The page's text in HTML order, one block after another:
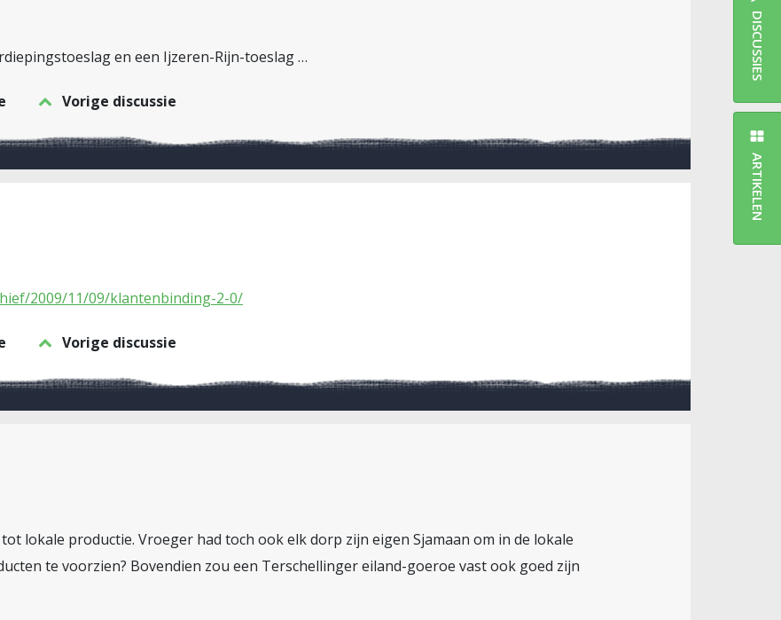
en een Ijzeren-Rijn-toeslag …
Vorige discussie
2009/11/09/klantenbinding-2-0/
Vorige discussie
lokale productie. Vroeger had toch ook elk dorp zijn eigen Sjamaan om in de lokale
te voorzien? Bovendien zou een Terschellinger eiland-goeroe vast ook goed zijn
DISCUSSIES
ARTIKELEN